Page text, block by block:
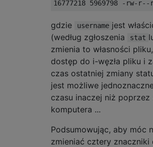
gdzie username jest
(według zgłoszenia
stat
zmienia to własności
dostęp do i-węzła pliku i
czas ostatniej zmiany
jest możliwe
czasu inaczej niż poprzez
komputera ...
Podsumowując, aby móc
zmieniać cztery znaczniki